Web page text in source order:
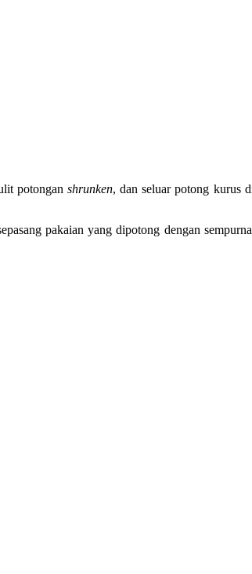
potonganshrunken, dan seluar potong kurus
pakaian yang dipotong dengan